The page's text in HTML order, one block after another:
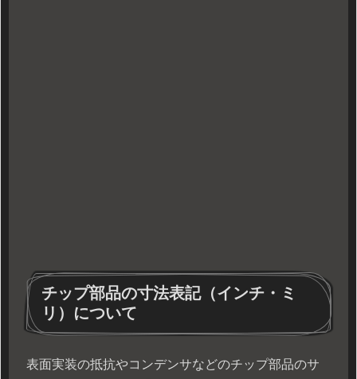
チップ部品の寸法表記（インチ・ミ
リ）について
表面実装の抵抗やコンデンサなどのチップ部品のサ